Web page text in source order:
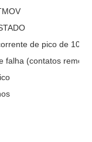
de pico de 105-
falha (contatos